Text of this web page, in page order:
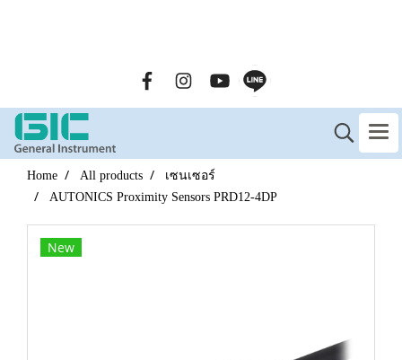
Home All products
เซนเซอร์
AUTONICS Proximity Sensors PRD12-4DP
New